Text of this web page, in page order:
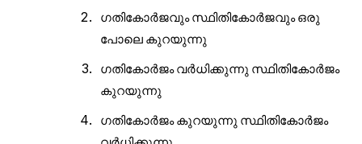
ഗതികോർജവും സ്ഥിതികോർജവും ഒരു
പോലെ കുറയുന്നു
ഗതികോർജം വർധിക്കുന്നു സ്ഥിതികോർജം
കുറയുന്നു
ഗതികോർജം കുറയുന്നു സ്ഥിതികോർജം